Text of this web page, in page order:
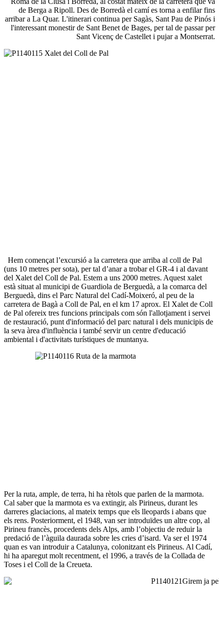
de Berga a Ripoll. Des de Borredà el camí es torna a enfilar fins
arribar a La Quar. L'itinerari continua per Sagàs, Sant Pau de Pinós i
l'interessant monestir de Sant Benet de Bages, per tal de passar per
Sant Vicenç de Castellet i pujar a Montserrat.
Hem començat l’excursió a la carretera que arriba al coll de Pal
(uns 10 metres per sota), per tal d’anar a trobar el GR-4 i al davant
del Xalet del Coll de Pal. Estem a uns 2000 metres. Aquest xalet
està situat al municipi de Guardiola de Berguedà, a la comarca del
Berguedà, dins el Parc Natural del Cadí-Moixeró, al peu de la
carretera de Bagà a Coll de Pal, en el km 17 aprox. El Xalet de Coll
de Pal ofereix tres funcions principals com són l'allotjament i servei
de restauració, punt d'informació del parc natural i dels municipis de
la seva àrea d'influència i també servir un centre d'educació
ambiental i d'activitats turístiques de muntanya.
Per la ruta, ample, de terra, hi ha rètols que parlen de la marmota.
Cal saber que la marmota es va extingir, als Pirineus, durant les
darreres glaciacions, al mateix temps que els lleopards i abans que
els rens. Posteriorment, el 1948, van ser introduïdes un altre cop, al
Pirineu francès, procedents dels Alps, amb l’objectiu de reduir la
predació de l’àguila daurada sobre les cries d’isard. Va ser el 1974
quan es van introduir a Catalunya, colonitzant els Pirineus. Al Cadí,
hi ha aparegut molt recentment, el 1996, a través de la Collada de
Toses i el Coll de la Creueta.